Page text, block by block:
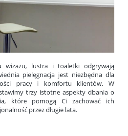
wizażu, lustra i toaletki odgrywają
pielęgnacja jest niezbędna dla
pracy i komfortu klientów. W
trzy istotne aspekty dbania o
które pomogą Ci zachować ich
przez długie lata.